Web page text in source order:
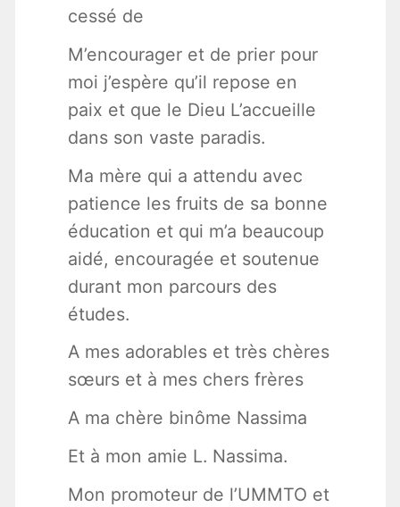
cessé de
M’encourager et de prier pour
moi j’espère qu’il repose en
paix et que le Dieu L’accueille
dans son vaste paradis.
Ma mère qui a attendu avec
patience les fruits de sa bonne
éducation et qui m’a beaucoup
aidé, encouragée et soutenue
durant mon parcours des
études.
A mes adorables et très chères
sœurs et à mes chers frères
A ma chère binôme Nassima
Et à mon amie L. Nassima.
Mon promoteur de l’UMMTO et